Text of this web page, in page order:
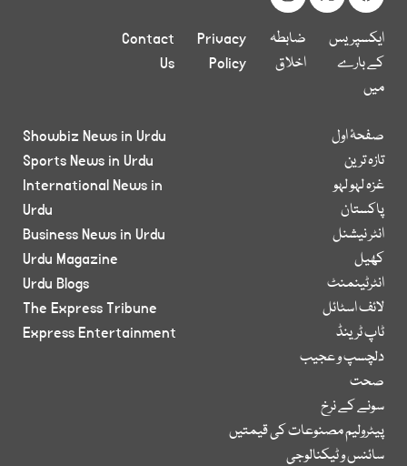
ایکسپریس
کے بارے
میں
ضابطہ
اخلاق
Privacy
Policy
Contact
Us
صفحۂ اول
تازہ ترین
غزہ لہو لہو
پاکستان
انٹر نیشنل
کھیل
انٹرٹینمنٹ
لائف اسٹائل
ٹاپ ٹرینڈ
دلچسپ و عجیب
صحت
سونے کے نرخ
پیٹرولیم مصنوعات کی قیمتیں
سائنس و ٹیکنالوجی
Showbiz News in Urdu
Sports News in Urdu
International News in
Urdu
Business News in Urdu
Urdu Magazine
Urdu Blogs
The Express Tribune
Express Entertainment